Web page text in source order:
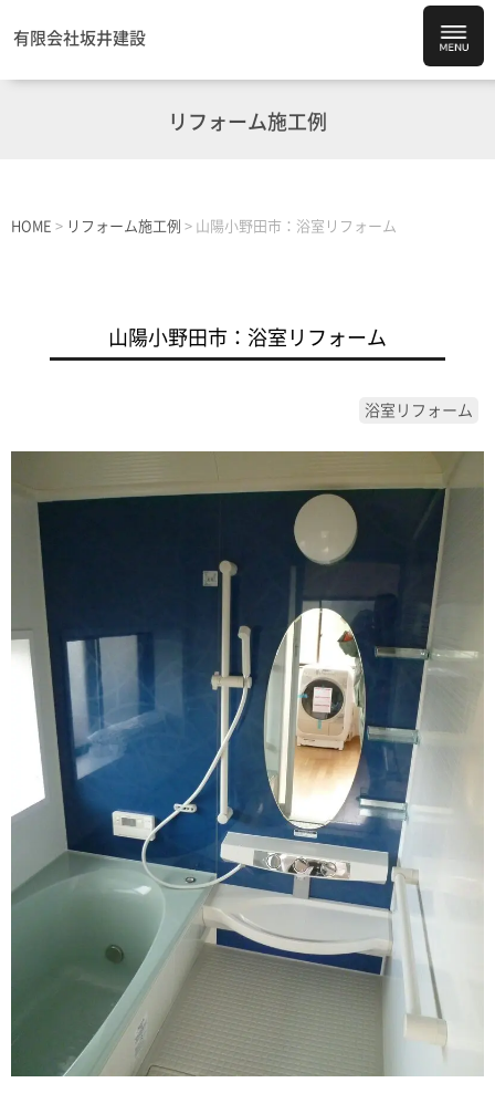
有限会社坂井建設
リフォーム施工例
HOME > リフォーム施工例 > 山陽小野田市：浴室リフォーム
山陽小野田市：浴室リフォーム
浴室リフォーム